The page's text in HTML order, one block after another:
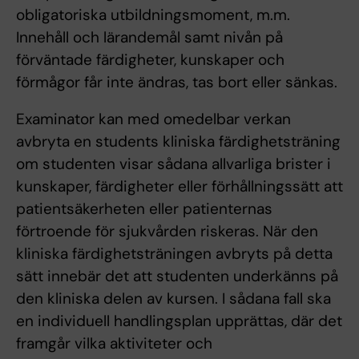
obligatoriska utbildningsmoment, m.m.
Innehåll och lärandemål samt nivån på
förväntade färdigheter, kunskaper och
förmågor får inte ändras, tas bort eller sänkas.
Examinator kan med omedelbar verkan
avbryta en students kliniska färdighetsträning
om studenten visar sådana allvarliga brister i
kunskaper, färdigheter eller förhållningssätt att
patientsäkerheten eller patienternas
förtroende för sjukvården riskeras. När den
kliniska färdighetsträningen avbryts på detta
sätt innebär det att studenten underkänns på
den kliniska delen av kursen. I sådana fall ska
en individuell handlingsplan upprättas, där det
framgår vilka aktiviteter och